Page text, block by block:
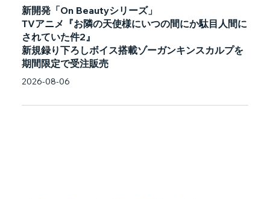
新開発「On Beautyシリーズ」
TVアニメ『お隣の天使様にいつの間にか駄目人間に
されていた件2』
新規録り下ろしボイス搭載ゾーガンキンスカルプを
期間限定で受注販売
2026-08-06